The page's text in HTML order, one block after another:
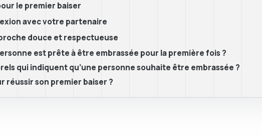
le premier baiser
avec votre partenaire
douce et respectueuse
est prête à être embrassée pour la première fois ?
qui indiquent qu’une personne souhaite être embrassée ?
réussir son premier baiser ?